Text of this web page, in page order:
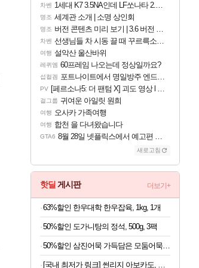
차벤 1세대 K7 3.5NA인데 LF쏘나타 2.0NA 기변하면 유류비 절약이 얼마나 될까요..?
명조 세계관 소개 | 소명 상인회
명조 버전 콘텐츠 미리 보기 | 3.6 버전 「신기루 속 등불 그림자, 속세에 깃든 검의 결심」이 8월 20일에 업데이트됩니다!
차벤 선생님들 차 시동 끌 때 꾸르륵소리나는데
여행 설악산 울산바위
레퀴엠 60프레임 나오는데 정상일까요?
섭컬겜 포트나이트에서 명일방주 엔드필드 [펠리카] 판매 예정
PV [페르소나5: 더 팬텀 X] 괴도 영상 l 타카마키 안·댄싱 스타
걸그룹 귀여운 아일릿 원희
여행 오사카 가족여행
여행 합천 을 다녀왔습니다
GTA6 8월 28일 넷플릭스에서 예고편 공개 예정
새로고침
핫딜 게시판 더보기+
63%할인 한우대학 한우잡육, 1kg, 1개
50%할인 도가니탕의 정석, 500g, 3팩